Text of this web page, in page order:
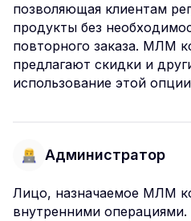
позволяющая клиентам
продукты без
повторного заказа. МЛМ
предлагают скидки и
использование этой
Администратор
Лицо, назначаемое МЛМ
внутренними